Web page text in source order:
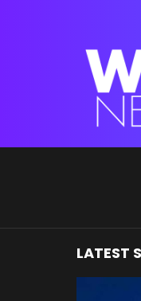
LATEST